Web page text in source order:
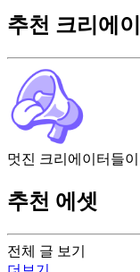
전체 글 보기
추천 크리에
멋진 크리에이터들
추천 에셋